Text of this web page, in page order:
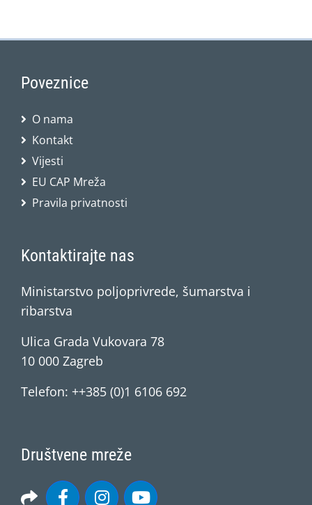
Poveznice
O nama
Kontakt
Vijesti
EU CAP Mreža
Pravila privatnosti
Kontaktirajte nas
Ministarstvo poljoprivrede, šumarstva i
ribarstva
Ulica Grada Vukovara 78
10 000 Zagreb
Telefon: ++385 (0)1 6106 692
Društvene mreže